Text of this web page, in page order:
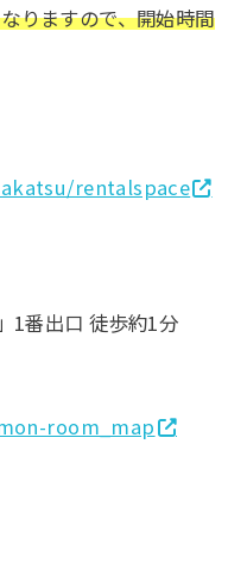
りますので、開始時間
rentalspace
1番出口 徒歩約1分
room_map